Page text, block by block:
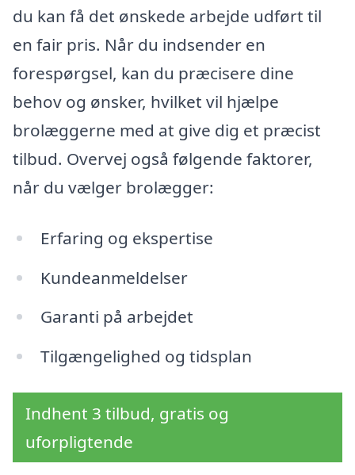
du kan få det ønskede arbejde udført til
en fair pris. Når du indsender en
forespørgsel, kan du præcisere dine
behov og ønsker, hvilket vil hjælpe
brolæggerne med at give dig et præcist
tilbud. Overvej også følgende faktorer,
når du vælger brolægger:
Erfaring og ekspertise
Kundeanmeldelser
Garanti på arbejdet
Tilgængelighed og tidsplan
Indhent 3 tilbud, gratis og
uforpligtende